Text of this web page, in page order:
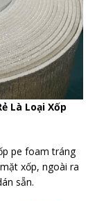
Là Loại Xốp
pe foam tráng
xốp, ngoài ra
sẵn.